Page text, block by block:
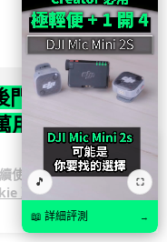
使用
政
門 每 35 秒自
用家私隱堪憂
通電子（Zbtlink）生產
」（無盡...
閱
🎵 ⛶
📖 詳細評測 →